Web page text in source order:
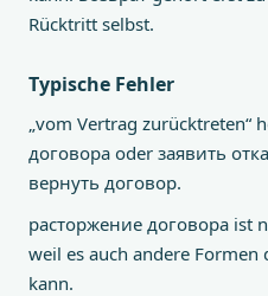
Rücktritt selbst.
Typische Fehler
„vom Vertrag zurücktreten“
договора oder заявить
вернуть договор.
расторжение договора ist
weil es auch andere Formen
kann.